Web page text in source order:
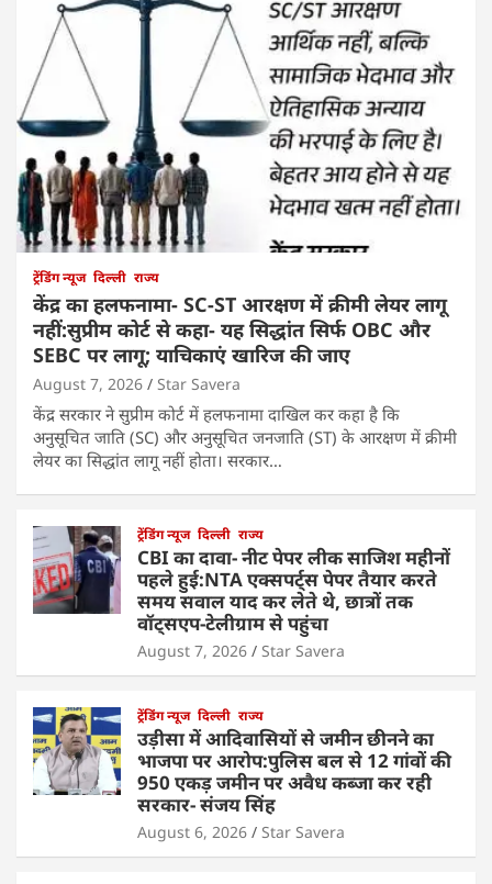
ट्रेंडिंग न्यूज दिल्ली राज्य
केंद्र का हलफनामा- SC-ST आरक्षण में क्रीमी लेयर लागू
नहीं:सुप्रीम कोर्ट से कहा- यह सिद्धांत सिर्फ OBC और
SEBC पर लागू; याचिकाएं खारिज की जाए
August 7, 2026 Star Savera
केंद्र सरकार ने सुप्रीम कोर्ट में हलफनामा दाखिल कर कहा है कि
अनुसूचित जाति (SC) और अनुसूचित जनजाति (ST) के आरक्षण में क्रीमी
लेयर का सिद्धांत लागू नहीं होता। सरकार…
ट्रेंडिंग न्यूज दिल्ली राज्य
CBI का दावा- नीट पेपर लीक साजिश महीनों
पहले हुई:NTA एक्सपर्ट्स पेपर तैयार करते
समय सवाल याद कर लेते थे, छात्रों तक
वॉट्सएप-टेलीग्राम से पहुंचा
August 7, 2026 Star Savera
ट्रेंडिंग न्यूज दिल्ली राज्य
उड़ीसा में आदिवासियों से जमीन छीनने का
भाजपा पर आरोप:पुलिस बल से 12 गांवों की
950 एकड़ जमीन पर अवैध कब्जा कर रही
सरकार- संजय सिंह
August 6, 2026 Star Savera